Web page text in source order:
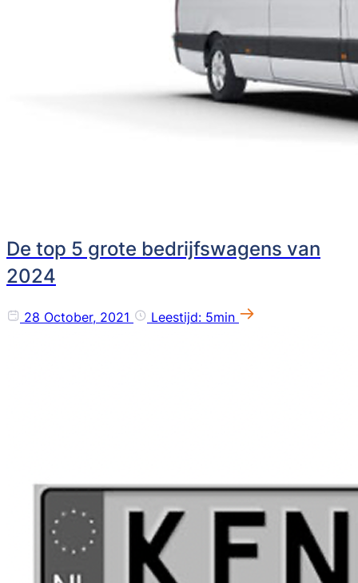
De top 5 grote bedrijfswagens van
2024
28 October, 2021 Leestijd: 5min